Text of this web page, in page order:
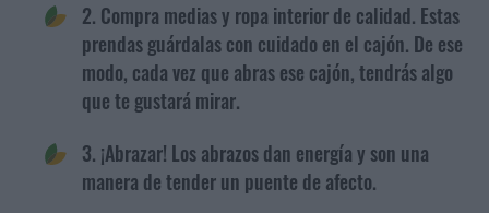
2. Compra medias y ropa interior de calidad. Estas
prendas guárdalas con cuidado en el cajón. De ese
modo, cada vez que abras ese cajón, tendrás algo
que te gustará mirar.
3. ¡Abrazar! Los abrazos dan energía y son una
manera de tender un puente de afecto.